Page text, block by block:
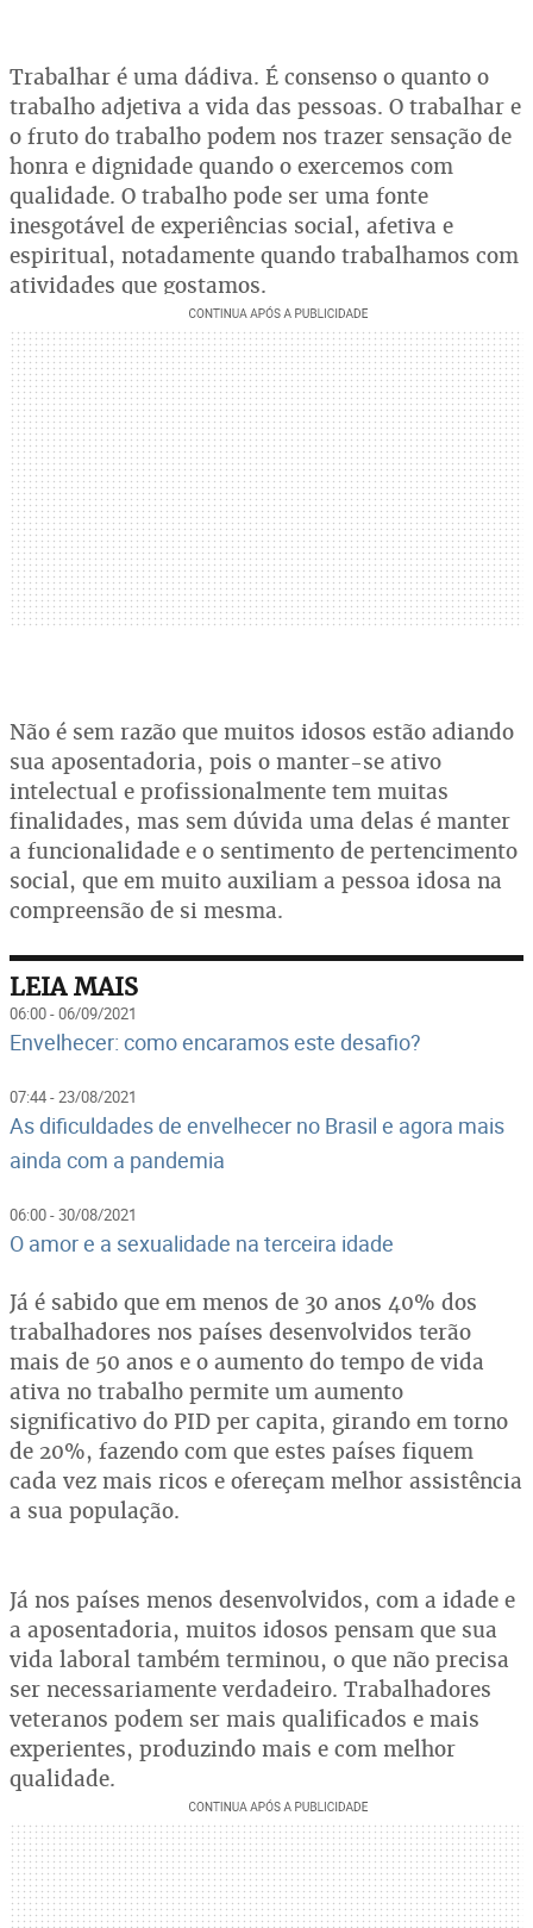
Trabalhar é uma dádiva. É consenso o quanto o
trabalho adjetiva a vida das pessoas. O trabalhar e
o fruto do trabalho podem nos trazer sensação de
honra e dignidade quando o exercemos com
qualidade. O trabalho pode ser uma fonte
inesgotável de experiências social, afetiva e
espiritual, notadamente quando trabalhamos com
atividades que gostamos.
Não é sem razão que muitos idosos estão adiando
sua aposentadoria, pois o manter-se ativo
intelectual e profissionalmente tem muitas
finalidades, mas sem dúvida uma delas é manter
a funcionalidade e o sentimento de pertencimento
social, que em muito auxiliam a pessoa idosa na
compreensão de si mesma.
LEIA MAIS
06:00 - 06/09/2021
Envelhecer: como encaramos este desafio?
07:44 - 23/08/2021
As dificuldades de envelhecer no Brasil e agora mais
ainda com a pandemia
06:00 - 30/08/2021
O amor e a sexualidade na terceira idade
Já é sabido que em menos de 30 anos 40% dos
trabalhadores nos países desenvolvidos terão
mais de 50 anos e o aumento do tempo de vida
ativa no trabalho permite um aumento
significativo do PID per capita, girando em torno
de 20%, fazendo com que estes países fiquem
cada vez mais ricos e ofereçam melhor assistência
a sua população.
Já nos países menos desenvolvidos, com a idade e
a aposentadoria, muitos idosos pensam que sua
vida laboral também terminou, o que não precisa
ser necessariamente verdadeiro. Trabalhadores
veteranos podem ser mais qualificados e mais
experientes, produzindo mais e com melhor
qualidade.